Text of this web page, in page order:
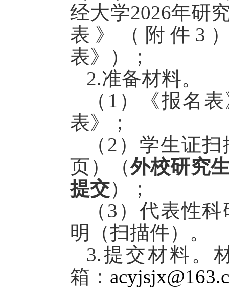
经大学2026年研
表》（ 附件 3
表》
）
；
2.准备材料。
（ 1 ）《报名表
表》；
（ 2 ） 学生证
页）
（外校研究
提交）；
（ 3 ） 代表性科
明（扫描件） 。
3.提交材料。
箱：